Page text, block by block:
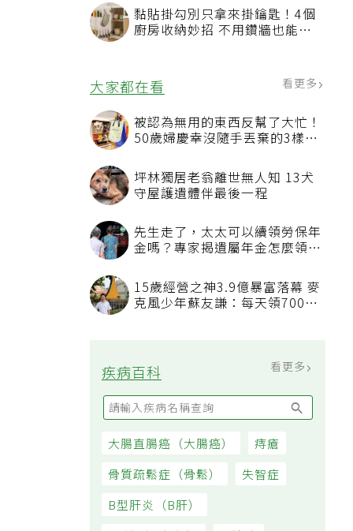
黏貼掛勾別只拿來掛鑰匙！4個
廚房收納妙招 不用鑽牆也能省
大家都在看
被認為無用的東西反幫了大忙！
50歲婦慶幸沒隨手丟棄的3樣物
坪林獨居老翁離世無人知 13犬
守屋護遺體伴最後一程
先生走了，太太可以續領勞保年
看順位還要看資格
15歲經營之神3.9億暴富落幕 麥
疾病百科